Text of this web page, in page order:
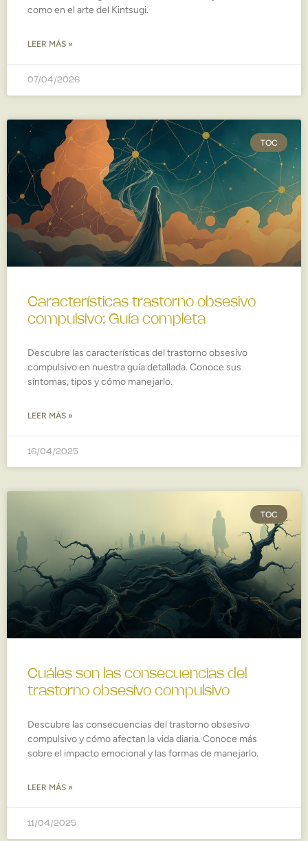
como en el arte del Kintsugi.
LEER MÁS »
07/04/2026
TOC
Características trastorno obsesivo
compulsivo: Guía completa
Descubre las características del trastorno obsesivo
compulsivo en nuestra guía detallada. Conoce sus
síntomas, tipos y cómo manejarlo.
LEER MÁS »
16/04/2025
TOC
Cuáles son las consecuencias del
trastorno obsesivo compulsivo
Descubre las consecuencias del trastorno obsesivo
compulsivo y cómo afectan la vida diaria. Conoce más
sobre el impacto emocional y las formas de manejarlo.
LEER MÁS »
11/04/2025